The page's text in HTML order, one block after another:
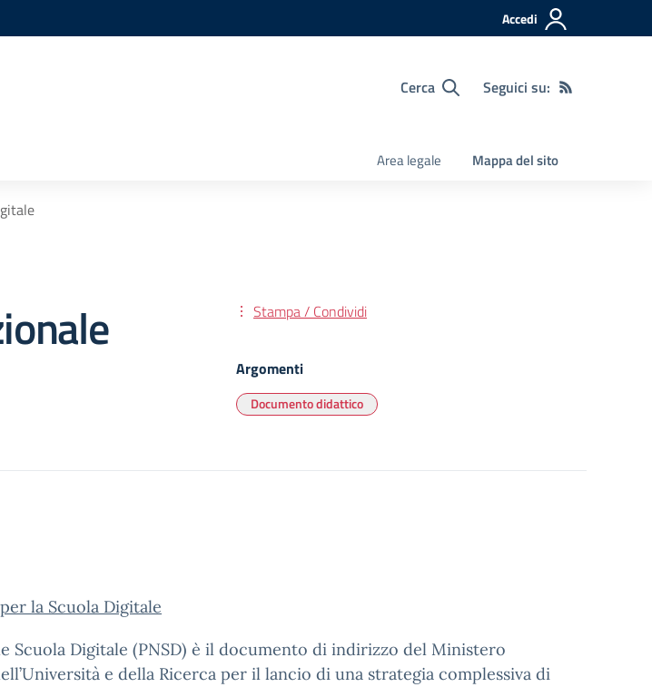
Accedi
Cerca Seguici su:
Area legale Mappa del sito
Stampa / Condividi
Argomenti
Documento didattico
la Scuola Digitale
Scuola Digitale (PNSD) è il documento di indirizzo del Ministero
e della Ricerca per il lancio di una strategia complessiva di